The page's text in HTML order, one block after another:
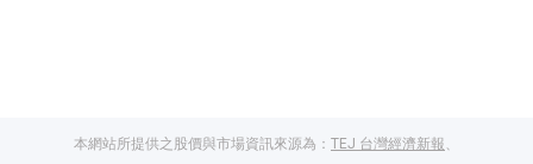
本網站所提供之股價與市場資訊來源為： TEJ 台灣經濟新報、